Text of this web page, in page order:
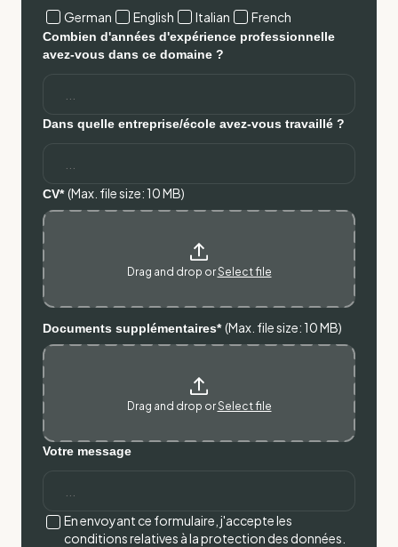
German English Italian French
Combien d'années d'expérience professionnelle
avez-vous dans ce domaine ?
Dans quelle entreprise/école avez-vous travaillé ?
CV*(Max. file size: 10 MB)
Drag and drop orSelect file
Documents supplémentaires*(Max. file size: 10 MB)
Drag and drop orSelect file
Votre message
En envoyant ce formulaire, j'accepte les
conditions relatives à la protection des données.